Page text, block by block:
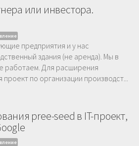
или инвестора.
предприятия и у нас
здания (не аренда). Мы в
работаем. Для расширения
по организации производст...
pree-seed в IT-проект,